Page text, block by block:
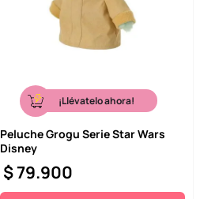
¡Llévatelo ahora!
Peluche Grogu Serie Star Wars
Disney
$79.900